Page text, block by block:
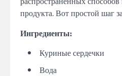
продукта. Вот простой шаг
Ингредиенты:
Куриные сердечки
Вода